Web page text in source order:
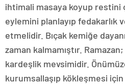
ihtimali masaya koyup restini
eylemini planlayıp fedakarlık
etmelidir. Bıçak kemiğe
zaman kalmamıştır.
kardeşlik mevsimidir.
kurumsallaşıp kökleşmesi